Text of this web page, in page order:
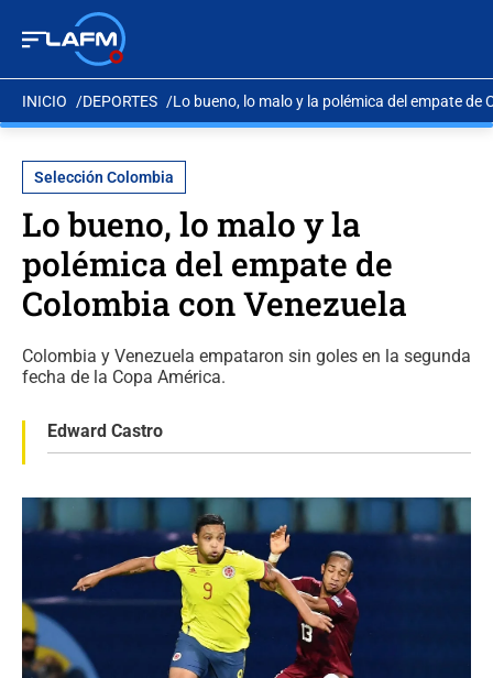
INICIO DEPORTES Lo bueno, lo malo y la polémica del empate de
Selección Colombia
Lo bueno, lo malo y la
polémica del empate de
Colombia con Venezuela
Colombia y Venezuela empataron sin goles en la segunda
fecha de la Copa América.
Edward Castro